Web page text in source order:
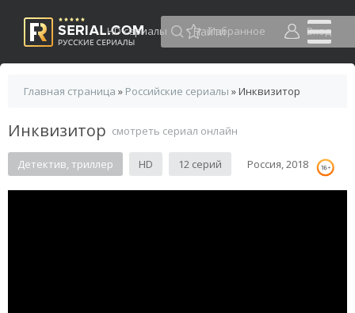
HD сериалы Избранное Вход
Главная страница » Российские сериалы » Инквизитор
Инквизитор смотреть сериал онлайн
Детектив, триллер HD 12 серий Россия, 2018